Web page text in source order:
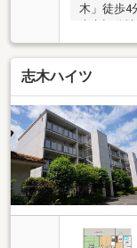
木」徒歩4
大京旧分
ン・浴室
付・WIC
グ、居室
と意匠性
有)▼設備
ザー・浴
境・
ン志木駅
志木ハイツ